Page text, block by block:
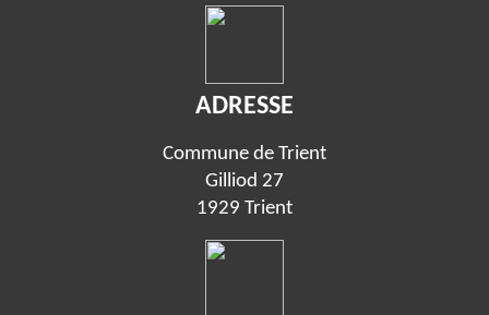
ADRESSE
Commune de Trient
Gilliod 27
1929 Trient